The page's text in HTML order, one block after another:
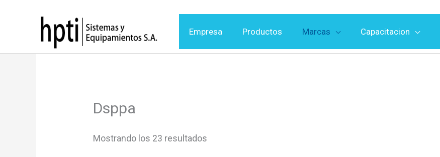
Empresa Productos Marcas Capacitacion
Dsppa
Mostrando los 23 resultados